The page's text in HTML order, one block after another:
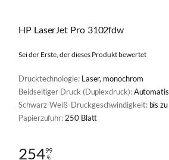
HP LaserJet Pro 3102fdw
Sei der Erste, der dieses Produkt bewertet
Drucktechnologie: Laser, monochrom
Beidseitiger Druck (Duplexdruck):
Schwarz-Weiß-Druckgeschwindigkeit: bis
Papierzufuhr: 250 Blatt
25499
€